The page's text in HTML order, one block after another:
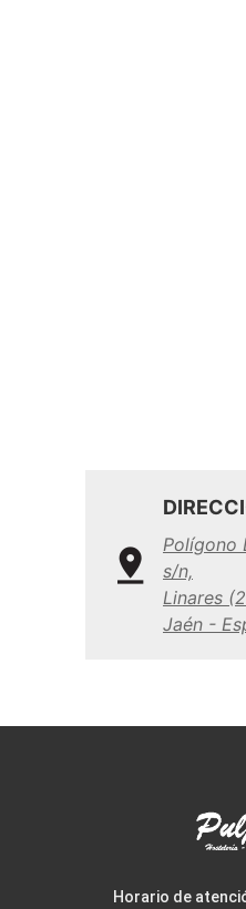
Polígono
s/n,
Linares
Jaén -
Horario de